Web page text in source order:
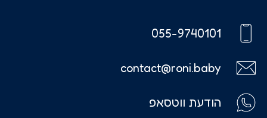
055-9740101
contact@roni.baby
הודעת ווטסאפ